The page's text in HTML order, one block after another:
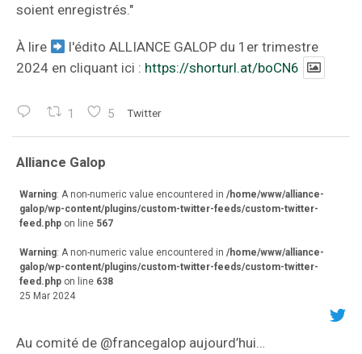
soient enregistrés."
À lire
l'édito ALLIANCE GALOP du 1er trimestre
2024 en cliquant ici : https://shorturl.at/boCN6
1 5 Twitter
Alliance Galop
Warning: A non-numeric value encountered in /home/www/alliance-
galop/wp-content/plugins/custom-twitter-feeds/custom-twitter-
feed.php on line 567
Warning: A non-numeric value encountered in /home/www/alliance-
galop/wp-content/plugins/custom-twitter-feeds/custom-twitter-
feed.php on line 638
25 Mar 2024
Au comité de ⁦@francegalop⁩ aujourd’hui…